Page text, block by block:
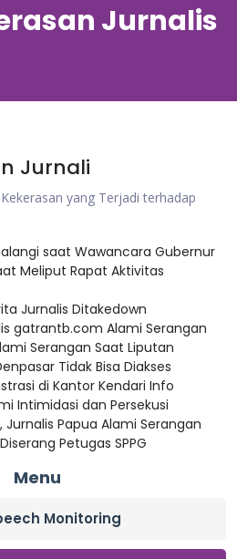
Jurnalis
Jurnali
yang Terjadi terhadap
saat Wawancara Gubernur
Meliput Rapat Aktivitas
Jurnalis Ditakedown
gatrantb.com Alami Serangan
Serangan Saat Liputan
Tidak Bisa Diakses
di Kantor Kendari Info
Intimidasi dan Persekusi
Papua Alami Serangan
Petugas SPPG
Menu
Monitoring